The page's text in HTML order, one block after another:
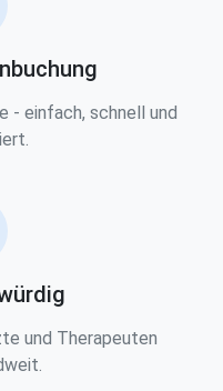
- einfach, schnell und
und Therapeuten